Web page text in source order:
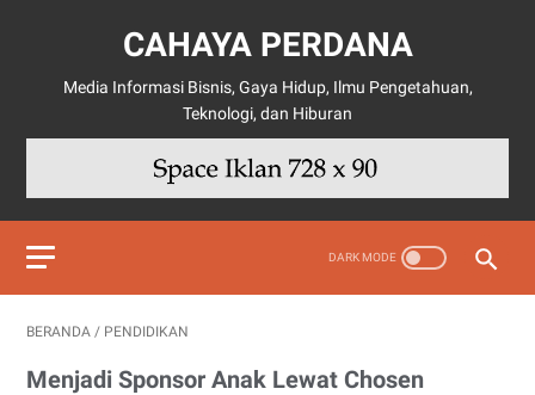
CAHAYA PERDANA
Media Informasi Bisnis, Gaya Hidup, Ilmu Pengetahuan,
Teknologi, dan Hiburan
BERANDA / PENDIDIKAN
Menjadi Sponsor Anak Lewat Chosen